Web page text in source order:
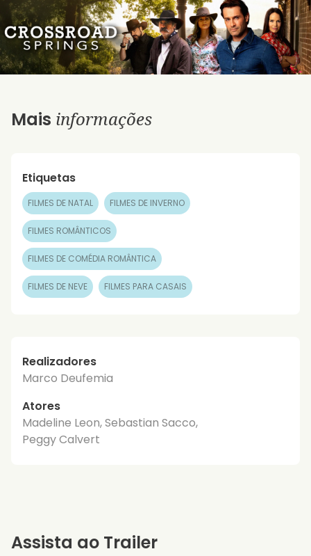
Mais informações
Etiquetas
FILMES DE NATAL FILMES DE INVERNO
FILMES ROMÂNTICOS
FILMES DE COMÉDIA ROMÂNTICA
FILMES DE NEVE FILMES PARA CASAIS
Realizadores
Marco Deufemia
Atores
Madeline Leon, Sebastian Sacco,
Peggy Calvert
Assista ao Trailer